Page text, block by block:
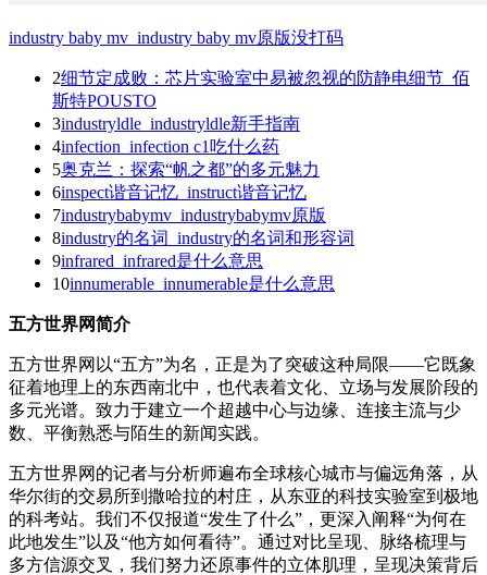
industry baby mv_industry baby mv原版没打码
2细节定成败：芯片实验室中易被忽视的防静电细节_佰
斯特POUSTO
3industryldle_industryldle新手指南
4infection_infection c1吃什么药
5奥克兰：探索“帆之都”的多元魅力
6inspect谐音记忆_instruct谐音记忆
7industrybabymv_industrybabymv原版
8industry的名词_industry的名词和形容词
9infrared_infrared是什么意思
10innumerable_innumerable是什么意思
五方世界网简介
五方世界网以“五方”为名，正是为了突破这种局限——它既象
征着地理上的东西南北中，也代表着文化、立场与发展阶段的
多元光谱。致力于建立一个超越中心与边缘、连接主流与少
数、平衡熟悉与陌生的新闻实践。
五方世界网的记者与分析师遍布全球核心城市与偏远角落，从
华尔街的交易所到撒哈拉的村庄，从东亚的科技实验室到极地
的科考站。我们不仅报道“发生了什么”，更深入阐释“为何在
此地发生”以及“他方如何看待”。通过对比呈现、脉络梳理与
多方信源交叉，我们努力还原事件的立体肌理，呈现决策背后